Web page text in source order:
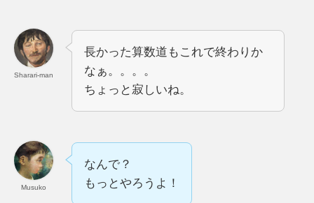
Sharari-man
長かった算数道もこれで終わりか
なぁ。。。。
ちょっと寂しいね。
Musuko
なんで？
もっとやろうよ！